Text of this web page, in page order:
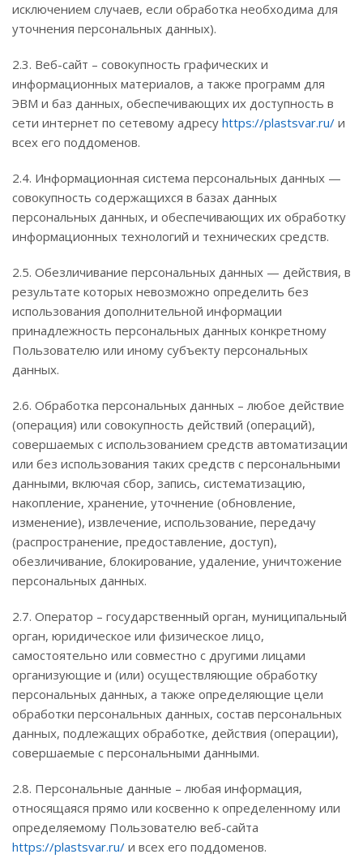
исключением случаев, если обработка необходима для
уточнения персональных данных).
2.3. Веб-сайт – совокупность графических и
информационных материалов, а также программ для
ЭВМ и баз данных, обеспечивающих их доступность в
сети интернет по сетевому адресу https://plastsvar.ru/ и
всех его поддоменов.
2.4. Информационная система персональных данных —
совокупность содержащихся в базах данных
персональных данных, и обеспечивающих их обработку
информационных технологий и технических средств.
2.5. Обезличивание персональных данных — действия, в
результате которых невозможно определить без
использования дополнительной информации
принадлежность персональных данных конкретному
Пользователю или иному субъекту персональных
данных.
2.6. Обработка персональных данных – любое действие
(операция) или совокупность действий (операций),
совершаемых с использованием средств автоматизации
или без использования таких средств с персональными
данными, включая сбор, запись, систематизацию,
накопление, хранение, уточнение (обновление,
изменение), извлечение, использование, передачу
(распространение, предоставление, доступ),
обезличивание, блокирование, удаление, уничтожение
персональных данных.
2.7. Оператор – государственный орган, муниципальный
орган, юридическое или физическое лицо,
самостоятельно или совместно с другими лицами
организующие и (или) осуществляющие обработку
персональных данных, а также определяющие цели
обработки персональных данных, состав персональных
данных, подлежащих обработке, действия (операции),
совершаемые с персональными данными.
2.8. Персональные данные – любая информация,
относящаяся прямо или косвенно к определенному или
определяемому Пользователю веб-сайта
https://plastsvar.ru/ и всех его поддоменов.